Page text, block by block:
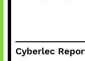
Cyberlec